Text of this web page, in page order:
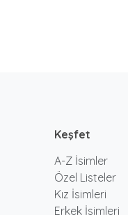
Keşfet
A-Z İsimler
Özel Listeler
Kız İsimleri
Erkek İsimleri